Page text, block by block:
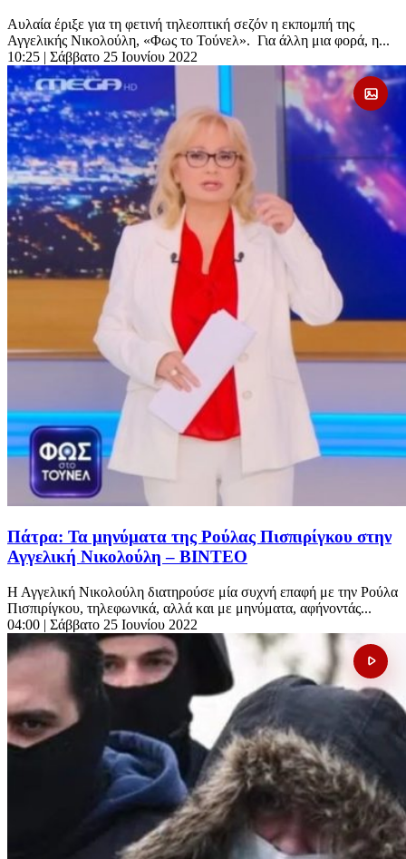
Αυλαία έριξε για τη φετινή τηλεοπτική σεζόν η εκπομπή της
Αγγελικής Νικολούλη, «Φως το Τούνελ». Για άλλη μια φορά, η...
10:25 | Σάββατο 25 Ιουνίου 2022
Πάτρα: Τα μηνύματα της Ρούλας Πισπιρίγκου στην
Αγγελική Νικολούλη – ΒΙΝΤΕΟ
Η Αγγελική Νικολούλη διατηρούσε μία συχνή επαφή με την Ρούλα
Πισπιρίγκου, τηλεφωνικά, αλλά και με μηνύματα, αφήνοντάς...
04:00 | Σάββατο 25 Ιουνίου 2022